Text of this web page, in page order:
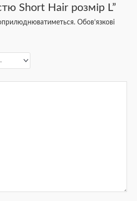
Short Hair розмір L”
Обов’язкові